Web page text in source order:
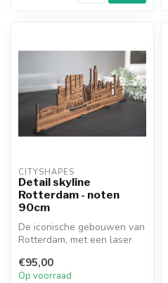
CITYSHAPES
Detail skyline
Rotterdam - noten
90cm
De iconische gebouwen van
Rotterdam, met een laser
e...
€95,00
Op voorraad